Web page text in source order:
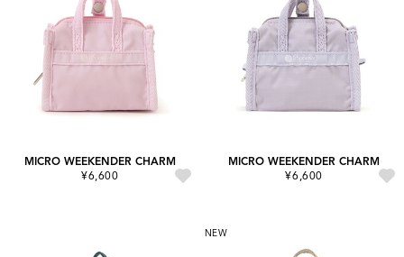
MICRO WEEKENDER CHARM
¥6,600
MICRO WEEKENDER CHARM
¥6,600
NEW